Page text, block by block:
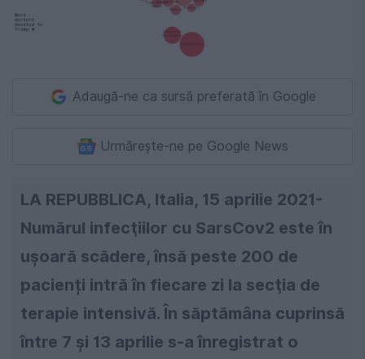
Adaugă-ne ca sursă preferată în Google
Urmărește-ne pe Google News
LA REPUBBLICA, Italia, 15 aprilie 2021-
Numărul infecţiilor cu SarsCov2 este în
uşoară scădere, însă peste 200 de
pacienți intră în fiecare zi la secţia de
terapie intensivă. În săptămâna cuprinsă
între 7 și 13 aprilie s-a înregistrat o